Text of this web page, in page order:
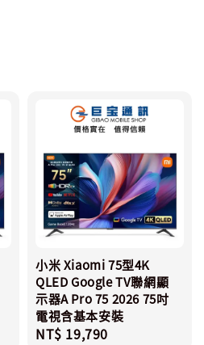
小米 Xiaomi 75型4K
QLED Google TV聯網顯
示器A Pro 75 2026 75吋
電視含基本安裝
Regular
NT$ 19,790